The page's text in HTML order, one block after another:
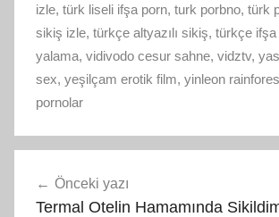
izle, türk liseli ifşa porn, turk porbno, türk
sikiş izle, türkçe altyazılı sikiş, türkçe ifşa
yalama, vidivodo cesur sahne, vidztv,
sex, yeşilçam erotik film, yinleon
pornolar
gezinmesi
Önceki yazı
Termal Otelin Hamamında